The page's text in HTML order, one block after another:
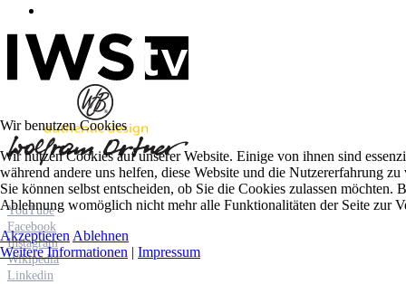
YouTube
Facebook
Instagram
Wikipedia
Linkedin
Wir benutzen Cookies
Wir nutzen Cookies auf unserer Website. Einige von ihnen sind
während andere uns helfen, diese Website und die Nutzererfahrung
Sie können selbst entscheiden, ob Sie die Cookies zulassen möchten.
Ablehnung womöglich nicht mehr alle Funktionalitäten der Seite zur
Akzeptieren Ablehnen
Weitere Informationen | Impressum